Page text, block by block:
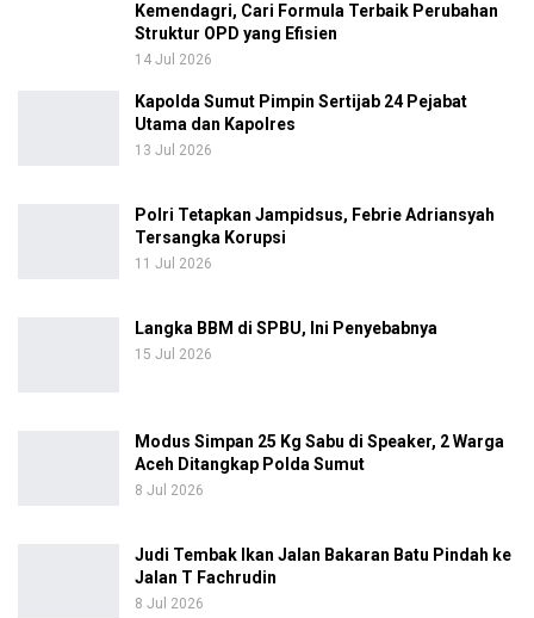
Kemendagri, Cari Formula Terbaik Perubahan
Struktur OPD yang Efisien
14 Jul 2026
Kapolda Sumut Pimpin Sertijab 24 Pejabat
Utama dan Kapolres
13 Jul 2026
Polri Tetapkan Jampidsus, Febrie Adriansyah
Tersangka Korupsi
11 Jul 2026
Langka BBM di SPBU, Ini Penyebabnya
15 Jul 2026
Modus Simpan 25 Kg Sabu di Speaker, 2 Warga
Aceh Ditangkap Polda Sumut
8 Jul 2026
Judi Tembak Ikan Jalan Bakaran Batu Pindah ke
Jalan T Fachrudin
8 Jul 2026